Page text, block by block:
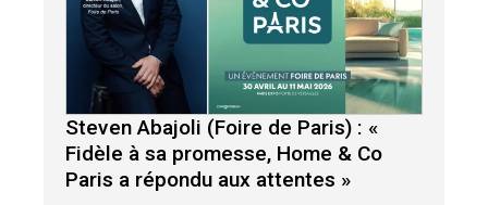
Steven Abajoli (Foire de Paris) : «
Fidèle à sa promesse, Home & Co
Paris a répondu aux attentes »